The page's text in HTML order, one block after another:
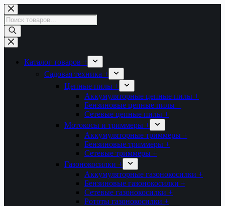
Перейти
к
сути
Поиск
товаров
Каталог товаров +
Садовая техника +
Цепные пилы +
Аккумуляторные цепные пилы +
Бензиновые цепные пилы +
Сетевые цепные пилы +
Мотокосы и триммеры +
Аккумуляторные триммеры +
Бензиновые триммеры +
Сетевые триммеры +
Газонокосилки +
Аккумуляторные газонокосилки +
Бензиновые газонокосилки +
Сетевые газонокосилки +
Рототы газонокосилки +